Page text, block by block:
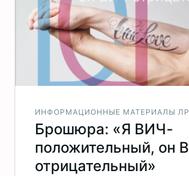
ИНФОРМАЦИОННЫЕ МАТЕРИАЛЫ
Брошюра: «Я ВИЧ-
положительный, он
отрицательный»